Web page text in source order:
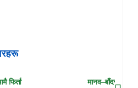
फिर्ता मानव–बाँदर द्वन्द्व